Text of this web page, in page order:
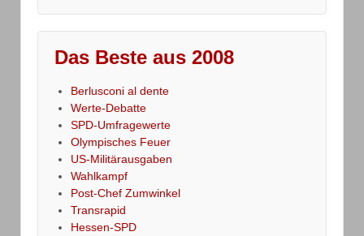
Das Beste aus 2008
Berlusconi al dente
Werte-Debatte
SPD-Umfragewerte
Olympisches Feuer
US-Militärausgaben
Wahlkampf
Post-Chef Zumwinkel
Transrapid
Hessen-SPD